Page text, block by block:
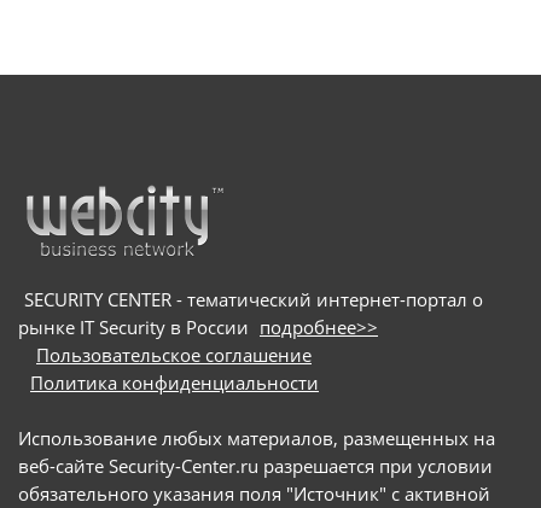
SECURITY CENTER - тематический интернет-портал о
рынке IT Security в России подробнее>>
Пользовательское соглашение
Политика конфиденциальности
Использование любых материалов, размещенных на
веб-сайте Security-Center.ru разрешается при условии
обязательного указания поля "Источник" с активной